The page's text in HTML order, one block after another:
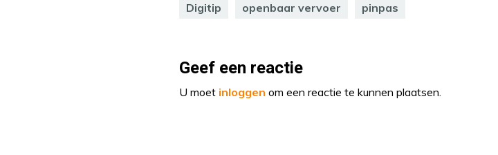
Digitip openbaar vervoer pinpas
Geef een reactie
U moet inloggen om een reactie te kunnen plaatsen.